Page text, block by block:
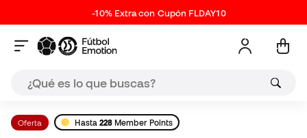
-10% Extra con Cupón FLDAY10
Oferta Hasta 228 Member Points